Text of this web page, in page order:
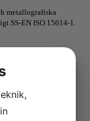
metallografiska
SS-EN ISO 15614-1.